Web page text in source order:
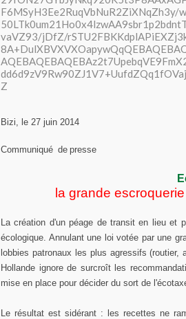
Bizi, le 27 juin 2014
Communiqué de presse
a grande
La création d'un péage de transit en lieu et
écologique. Annulant une loi votée par une
lobbies patronaux les plus agressifs (routier,
Hollande ignore de surcroît les
mise en place pour décider du sort de
Le résultat est sidérant : les recettes ne